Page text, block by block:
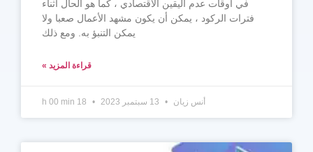
في أوقات عدم اليقين الاقتصادي ، كما هو الحال أثناء
فترات الركود ، يمكن أن يكون مشهد الأعمال صعبا ولا
يمكن التنبؤ به. ومع ذلك
قراءة المزيد »
أنس زيان